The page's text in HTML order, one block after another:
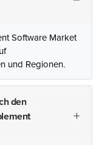
Software Market
und Regionen.
den